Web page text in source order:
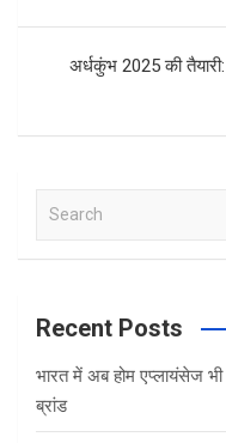
k
p
अर्धकुंभ 2025 की
a
c
Recent Posts
भारत में अब होम एप्लायंसेज
ब्रांड